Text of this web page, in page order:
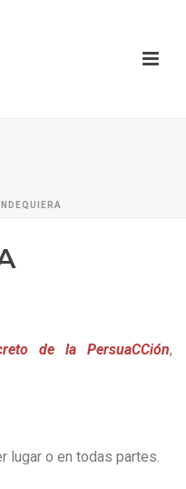
de la PersuaCCión,
lugar o en todas partes.